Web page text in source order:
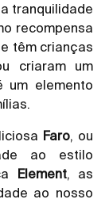
tranquilidade
recompensa
têm crianças
criaram um
um elemento
Faro, ou
ao estilo
Element, as
ao nosso